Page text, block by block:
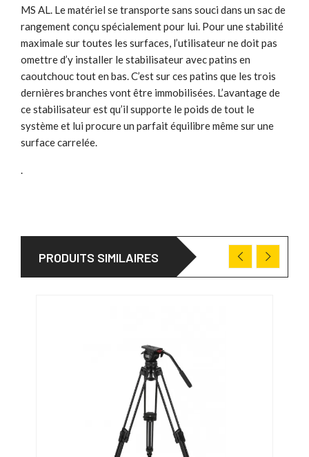
MS AL. Le matériel se transporte sans souci dans un sac de
rangement conçu spécialement pour lui. Pour une stabilité
maximale sur toutes les surfaces, l’utilisateur ne doit pas
omettre d’y installer le stabilisateur avec patins en
caoutchouc tout en bas. C’est sur ces patins que les trois
dernières branches vont être immobilisées. L’avantage de
ce stabilisateur est qu’il supporte le poids de tout le
système et lui procure un parfait équilibre même sur une
surface carrelée.
PRODUITS SIMILAIRES